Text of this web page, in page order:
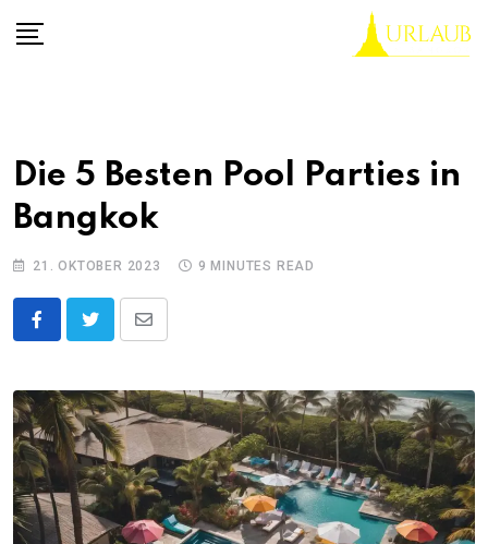
Die 5 Besten Pool Parties in
Bangkok
21. OKTOBER 2023 9 MINUTES READ
Share
Email